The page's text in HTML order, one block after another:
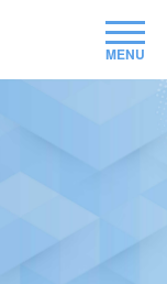
MENU